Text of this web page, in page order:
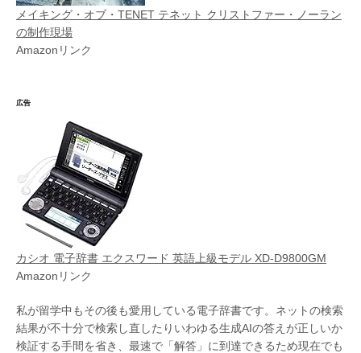
メイキング・オブ・TENET テネット クリストファー・ノーラン
の制作現場
Amazonリンク
広告
カシオ 電子辞書 エクスワード 英語上級モデル XD-D9800GM
Amazonリンク
私が留学中もその後も愛用している電子辞書です。ネットの検索
結果が不十分で検索し直したりいわゆる生成AIの答えが正しいか
検証する手間を省き、最速で「解答」に到達できるため現在でも